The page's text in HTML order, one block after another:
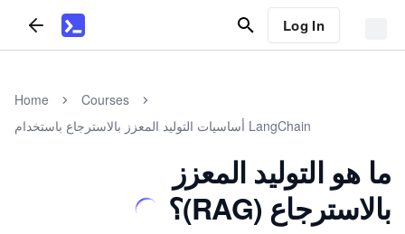
Log In
Home
Courses
أساسيات التوليد المعزز بالاسترجاع باستخدام LangChain
ما هو التوليد المعزز
بالاسترجاع (RAG)؟